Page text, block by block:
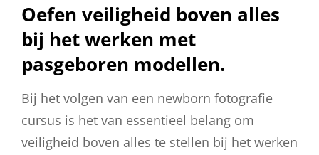
Oefen veiligheid boven alles
bij het werken met
pasgeboren modellen.
Bij het volgen van een newborn fotografie
cursus is het van essentieel belang om
veiligheid boven alles te stellen bij het werken